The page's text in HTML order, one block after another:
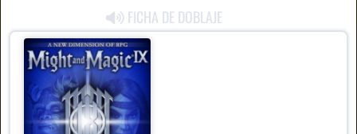
FICHA DE DOBLAJE